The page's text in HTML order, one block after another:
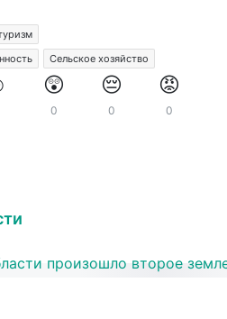
Сельское хозяйство
😲
0
😔
0
😡
0